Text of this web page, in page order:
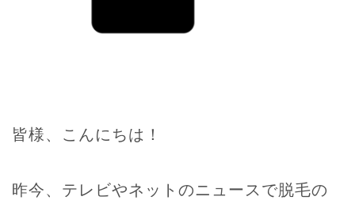
皆様、こんにちは！
昨今、テレビやネットのニュースで脱毛の